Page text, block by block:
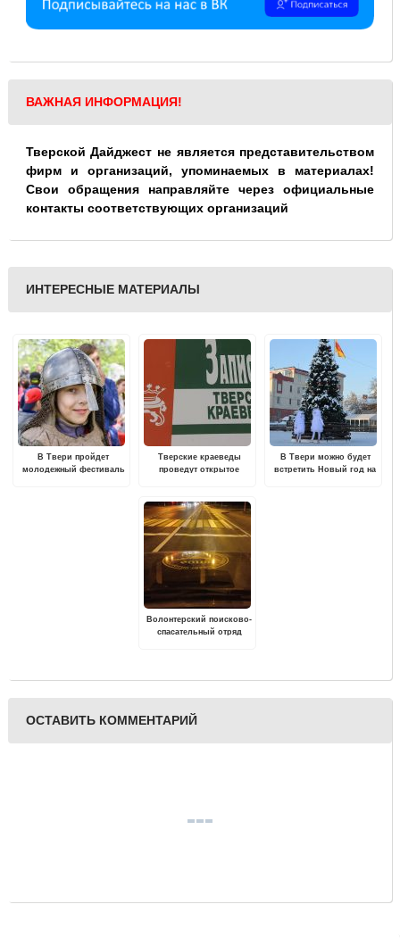
ВАЖНАЯ ИНФОРМАЦИЯ!
Тверской Дайджест не является представительством
фирм и организаций, упоминаемых в материалах!
Свои обращения направляйте через официальные
контакты соответствующих организаций
ИНТЕРЕСНЫЕ МАТЕРИАЛЫ
В Твери пройдет
молодежный фестиваль
Тверские краеведы
проведут открытое
В Твери можно будет
встретить Новый год на
Волонтерский поисково-
спасательный отряд
ОСТАВИТЬ КОММЕНТАРИЙ